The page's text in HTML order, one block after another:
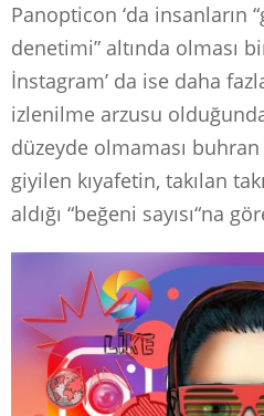
Panopticon ‘da insanların
denetimi” altında olması
İnstagram’ da ise daha
izlenilme arzusu
düzeyde olmaması
giyilen kıyafetin, takılan
aldığı “beğeni sayısı“na